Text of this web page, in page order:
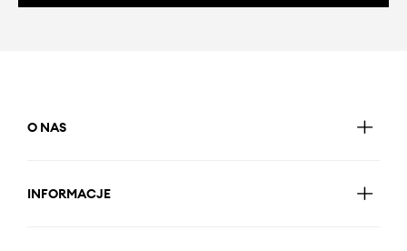
O NAS
INFORMACJE